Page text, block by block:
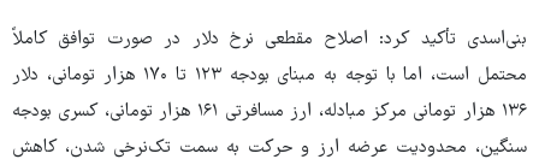
بنی‌اسدی تأکید کرد: اصلاح مقطعی نرخ دلار در صورت توافق کاملاً
محتمل است، اما با توجه به مبنای بودجه ۱۲۳ تا ۱۷۰ هزار تومانی، دلار
۱۳۶ هزار تومانی مرکز مبادله، ارز مسافرتی ۱۶۱ هزار تومانی، کسری بودجه
سنگین، محدودیت عرضه ارز و حرکت به سمت تک‌نرخی شدن، کاهش